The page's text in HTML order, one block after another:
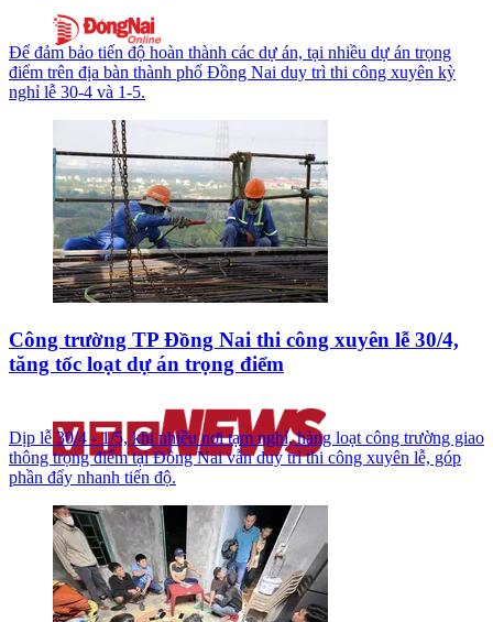
Để đảm bảo tiến độ hoàn thành các dự án, tại nhiều dự án trọng
điểm trên địa bàn thành phố Đồng Nai duy trì thi công xuyên kỳ
nghỉ lễ 30-4 và 1-5.
Công trường TP Đồng Nai thi công xuyên lễ 30/4,
tăng tốc loạt dự án trọng điểm
Dịp lễ 30/4 - 1/5, khi nhiều nơi tạm nghỉ, hàng loạt công trường giao
thông trọng điểm tại Đồng Nai vẫn duy trì thi công xuyên lễ, góp
phần đẩy nhanh tiến độ.